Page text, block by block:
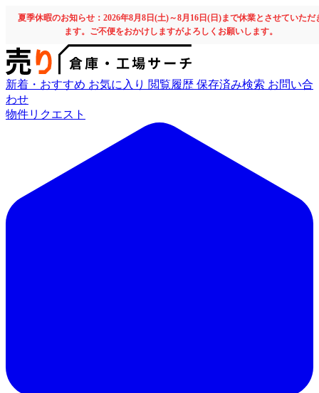
夏季休暇のお知らせ：2026年8月8日(土)～8月16日(日)まで休業とさせていただ
ます。ご不便をおかけしますがよろしくお願いします。
新着・おすすめ お気に入り 閲覧履歴 保存済み検索 お問い合
わせ
物件リクエスト